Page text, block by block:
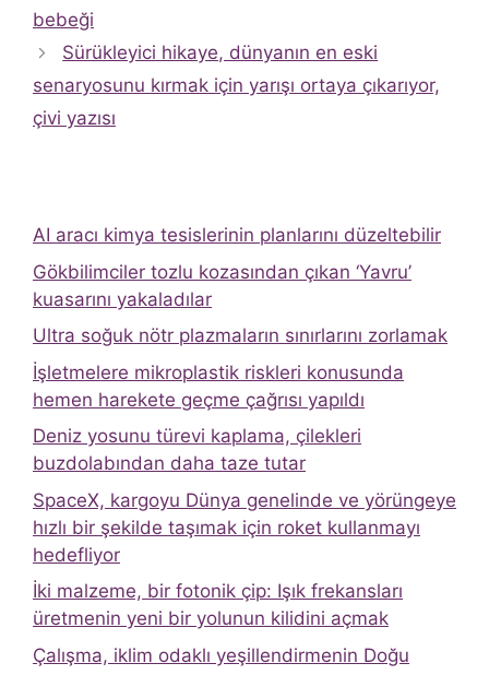
bebeği
Sürükleyici hikaye, dünyanın en eski
senaryosunu kırmak için yarışı ortaya çıkarıyor,
çivi yazısı
AI aracı kimya tesislerinin planlarını düzeltebilir
Gökbilimciler tozlu kozasından çıkan ‘Yavru’
kuasarını yakaladılar
Ultra soğuk nötr plazmaların sınırlarını zorlamak
İşletmelere mikroplastik riskleri konusunda
hemen harekete geçme çağrısı yapıldı
Deniz yosunu türevi kaplama, çilekleri
buzdolabından daha taze tutar
SpaceX, kargoyu Dünya genelinde ve yörüngeye
hızlı bir şekilde taşımak için roket kullanmayı
hedefliyor
İki malzeme, bir fotonik çip: Işık frekansları
üretmenin yeni bir yolunun kilidini açmak
Çalışma, iklim odaklı yeşillendirmenin Doğu